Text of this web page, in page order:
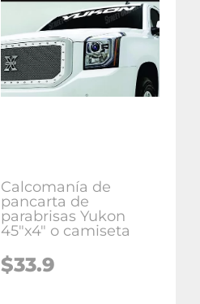
Calcomanía de
pancarta de
parabrisas Yukon
45"x4" o camiseta
$33.9